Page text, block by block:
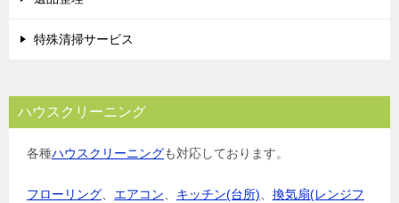
特殊清掃サービス
ハウスクリーニング
各種ハウスクリーニングも対応しております。
フローリング エアコン キッチン(台所)
換気扇(レンジフ